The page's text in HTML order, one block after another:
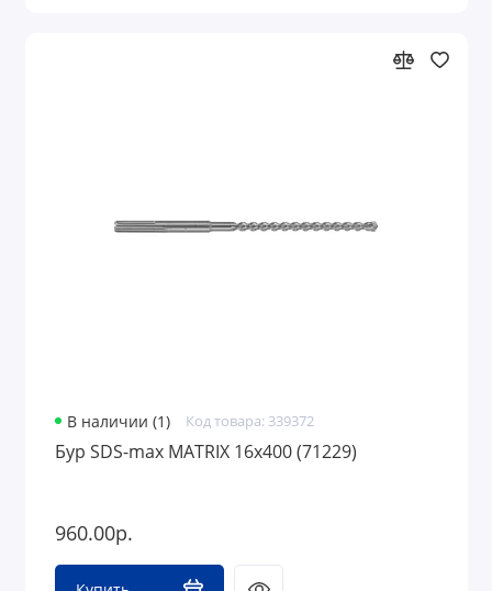
В наличии (1) Код товара: 339372
Бур SDS-max MATRIX 16х400 (71229)
960.00р.